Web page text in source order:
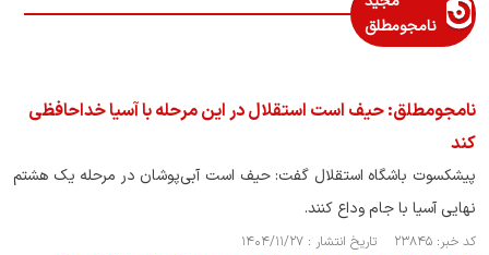
نامجومطلق
نامجومطلق: حیف است استقلال در این مرحله با آسیا خداحافظی
کند
پیشکسوت باشگاه استقلال گفت: حیف است آبی‌پوشان در مرحله یک هشتم
نهایی آسیا با جام وداع کنند.
کد خبر: ۲۳۸۴۵ تاریخ انتشار : ۱۴۰۴/۱۱/۲۷